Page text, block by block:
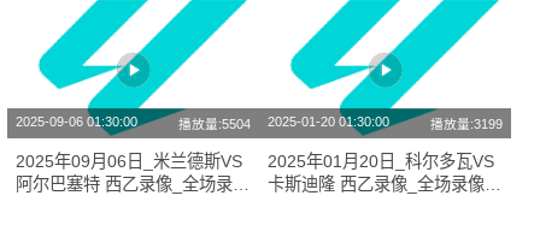
【全场回放】
2025-09-06 01:30:00 播放量:5504
2025年09月06日_米兰德斯VS
阿尔巴塞特 西乙录像_全场录像
2025-01-20 01:30:00 播放量:3199
2025年01月20日_科尔多瓦VS
卡斯迪隆 西乙录像_全场录像